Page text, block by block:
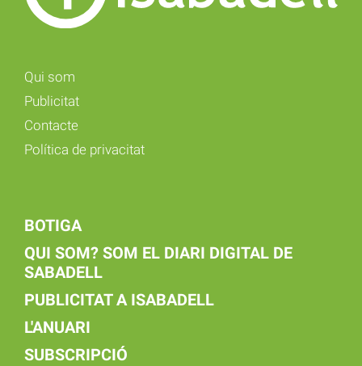
Qui som
Publicitat
Contacte
Política de privacitat
BOTIGA
QUI SOM? SOM EL DIARI DIGITAL DE
SABADELL
PUBLICITAT A ISABADELL
L'ANUARI
SUBSCRIPCIÓ